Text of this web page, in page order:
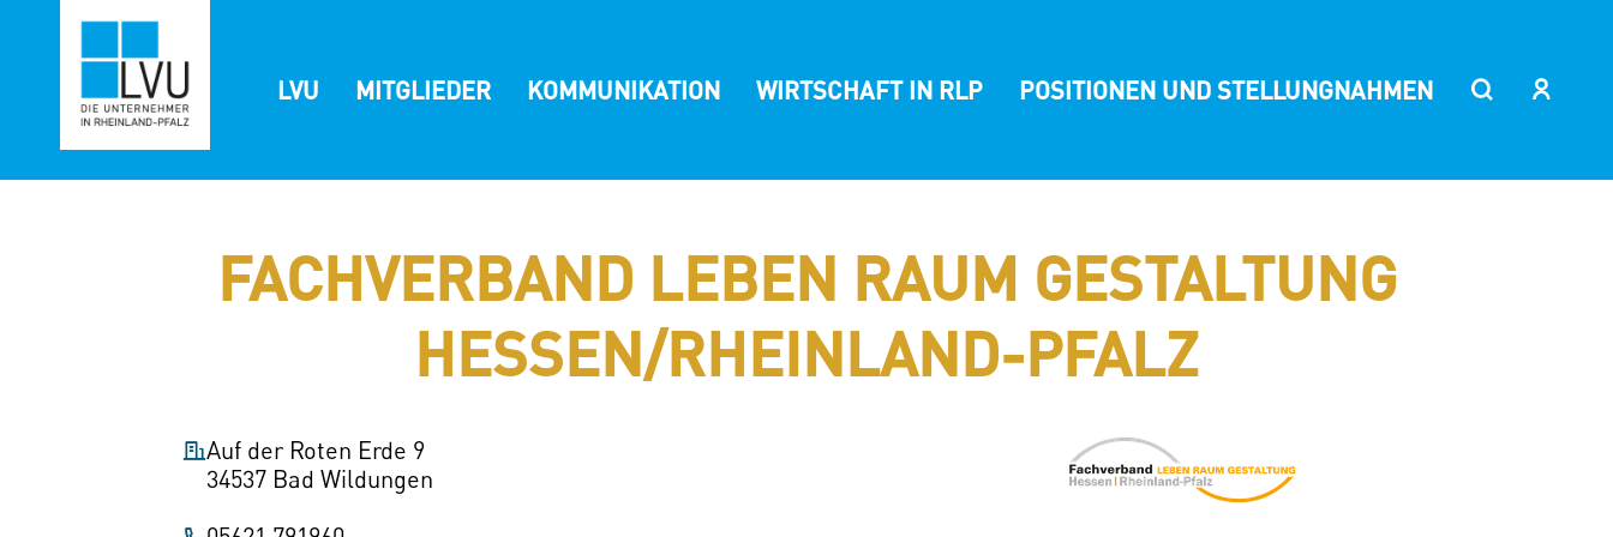
springen
LVU MITGLIEDER KOMMUNIKATION WIRTSCHAFT IN RLP POSITIONEN UND STELLUNGNAHMEN
FACHVERBAND LEBEN RAUM GESTALTUNG
HESSEN/RHEINLAND-PFALZ
Auf der Roten Erde 9
34537 Bad Wildungen